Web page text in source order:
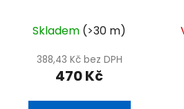
Skladem (>30 m)
388,43 Kč bez DPH
470 Kč